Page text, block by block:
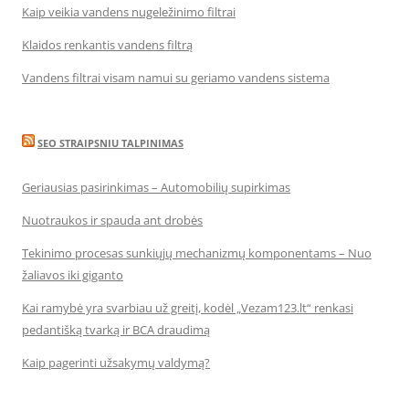
Kaip veikia vandens nugeležinimo filtrai
Klaidos renkantis vandens filtrą
Vandens filtrai visam namui su geriamo vandens sistema
SEO STRAIPSNIU TALPINIMAS
Geriausias pasirinkimas – Automobilių supirkimas
Nuotraukos ir spauda ant drobės
Tekinimo procesas sunkiųjų mechanizmų komponentams – Nuo
žaliavos iki giganto
Kai ramybė yra svarbiau už greitį, kodėl „Vezam123.lt“ renkasi
pedantišką tvarką ir BCA draudimą
Kaip pagerinti užsakymų valdymą?